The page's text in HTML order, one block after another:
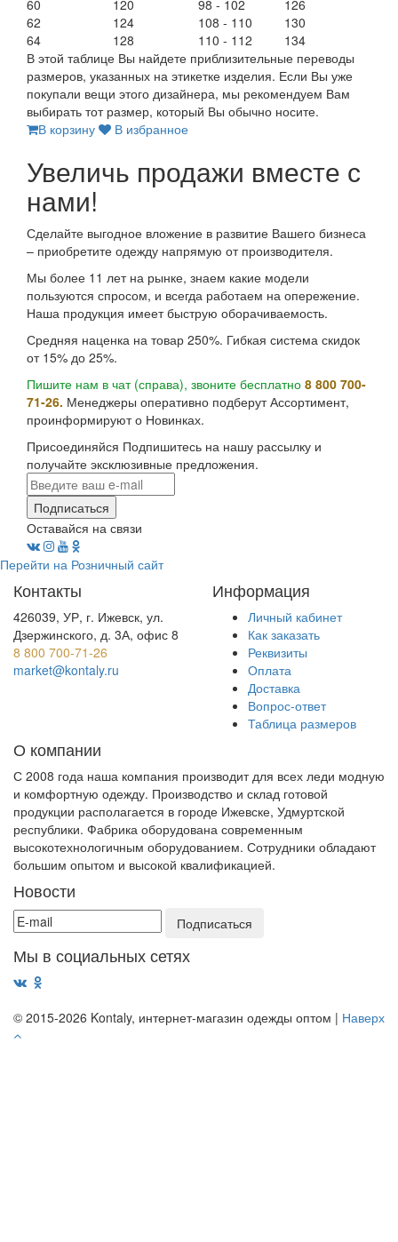
60 120 98 - 102
126
62
124 108 - 110
130
64
128 110 - 112
134
В этой таблице Вы найдете приблизительные переводы
размеров, указанных на этикетке изделия. Если Вы уже
покупали вещи этого дизайнера, мы рекомендуем Вам
выбирать тот размер, который Вы обычно носите.
В корзину
В избранное
Увеличь продажи вместе с
нами!
Сделайте выгодное вложение в развитие Вашего бизнеса
– приобретите одежду напрямую от производителя.
Мы более 11 лет на рынке, знаем какие модели
пользуются спросом, и всегда работаем на опережение.
Наша продукция имеет быструю оборачиваемость.
Средняя наценка на товар 250%. Гибкая система скидок
от 15% до 25%.
Пишите нам в чат (справа), звоните бесплатно 8 800 700-
71-26. Менеджеры оперативно подберут Ассортимент,
проинформируют о Новинках.
Присоединяйся Подпишитесь на нашу рассылку и
получайте эксклюзивные предложения.
Подписаться
Оставайся на связи
Перейти на Розничный сайт
Контакты
426039, УР, г. Ижевск, ул.
Дзержинского, д. 3А, офис 8
8 800 700-71-26
market@kontaly.ru
Информация
Личный кабинет
Как заказать
Реквизиты
Оплата
Доставка
Вопрос-ответ
Таблица размеров
О компании
С 2008 года наша компания производит для всех леди модную
и комфортную одежду. Производство и склад готовой
продукции располагается в городе Ижевске, Удмуртской
республики. Фабрика оборудована современным
высокотехнологичным оборудованием. Сотрудники обладают
большим опытом и высокой квалификацией.
Новости
Мы в социальных сетях
© 2015-2026 Kontaly, интернет-магазин одежды оптом | Наверх